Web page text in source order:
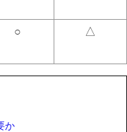
○ △
か